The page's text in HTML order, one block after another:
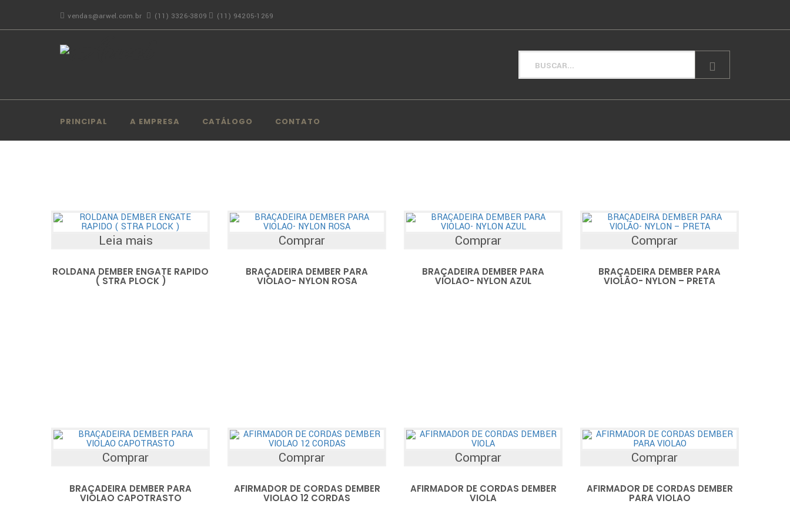
vendas@arwel.com.br (11) 3326-3809 (11) 94205-1269
PRINCIPAL A EMPRESA CATÁLOGO CONTATO
Leia mais
ROLDANA DEMBER ENGATE RAPIDO
( STRA PLOCK )
Comprar
BRAÇADEIRA DEMBER PARA
VIOLAO- NYLON ROSA
Comprar
BRAÇADEIRA DEMBER PARA
VIOLAO- NYLON AZUL
Comprar
BRAÇADEIRA DEMBER PARA
VIOLÃO- NYLON – PRETA
Comprar
BRAÇADEIRA DEMBER PARA
VIOLAO CAPOTRASTO
Comprar
AFIRMADOR DE CORDAS DEMBER
VIOLAO 12 CORDAS
Comprar
AFIRMADOR DE CORDAS DEMBER
VIOLA
Comprar
AFIRMADOR DE CORDAS DEMBER
PARA VIOLAO